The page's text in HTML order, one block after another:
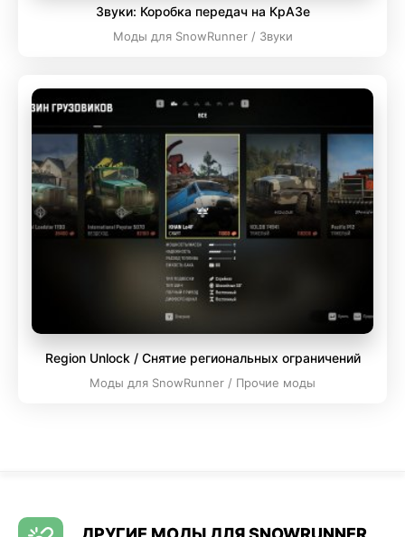
Звуки: Коробка передач на КрАЗе
Моды для SnowRunner / Звуки
Region Unlock / Снятие региональных ограничений
Моды для SnowRunner / Прочие моды